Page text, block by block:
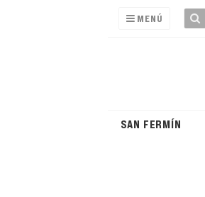
MENÚ
SAN FERMÍN